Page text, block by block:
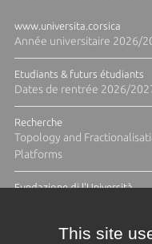
www.universita.corsica
Année universitaire 2026/
Etudiants & futurs étudiants
Dates de rentrée 2026/
Recherche
Topology and
Platforms
Fundazione di l'Università
This site